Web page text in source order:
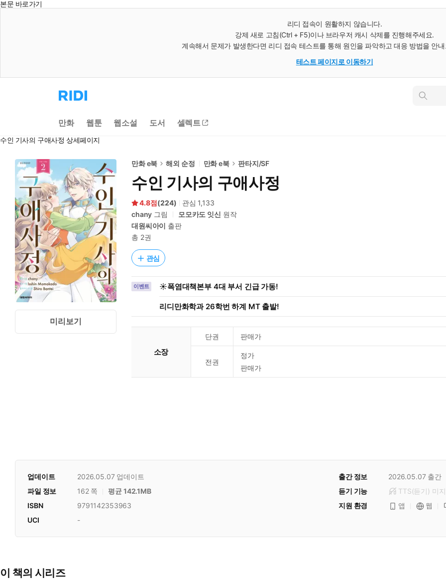
본문 바로가기
리디 접속이 원활하지 않습니다.
강제 새로 고침(Ctrl + F5)이나 브라우저 캐시 삭제를 진행해주세요.
계속해서 문제가 발생한다면 리디 접속 테스트를 통해 원인을 파악하고 대응 방법을 안
테스트 페이지로 이동하기
리
디
으
로
동
인
만화 웹툰 웹소설 도서 셀렉트
수인 기사의 구애사정 상세페이지
미리보기
만화 e북 해외 순정 만화 e북 판타지/SF
수인 기사의 구애사정
4.8 (224) 관심 1,133
chany 그림 모모카도 잇신 원작
대원씨아이 출판
총 2권
관심
이벤트 ☀️폭염대책본부 4대 부서 긴급 가동!
리디만화학과 26학번 하계 MT 출발!
소장
단권 판매가
전권
정가
판매가
업데이트 2026.05.07업데이트 출간 정보 2026.05.07 출간
듣기 기능
TTS(듣기) 미
파일 정보 162 쪽
평균 142.1MB
지원 환경
앱 웹
ISBN
9791142353963
UCI
-
이 책의 시리즈